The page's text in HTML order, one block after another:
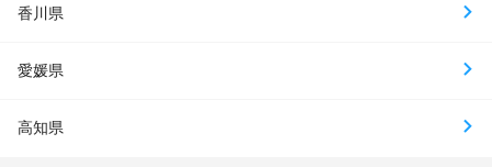
香川県
愛媛県
高知県